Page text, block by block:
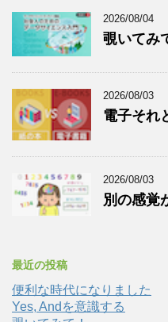
2026/08/04
覗いてみ
2026/08/03
電子それ
2026/08/03
別の感覚
最近の投稿
便利な時代になりました
Yes, Andを意識する